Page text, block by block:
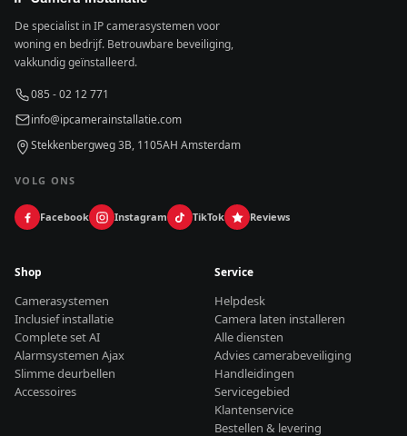
De specialist in IP camerasystemen voor
woning en bedrijf. Betrouwbare beveiliging,
vakkundig geïnstalleerd.
085 - 02 12 771
info@ipcamerainstallatie.com
Stekkenbergweg 3B, 1105AH Amsterdam
VOLG ONS
Facebook Instagram TikTok Reviews
Shop
Camerasystemen
Inclusief installatie
Complete set AI
Alarmsystemen Ajax
Slimme deurbellen
Accessoires
Service
Helpdesk
Camera laten installeren
Alle diensten
Advies camerabeveiliging
Handleidingen
Servicegebied
Klantenservice
Bestellen & levering